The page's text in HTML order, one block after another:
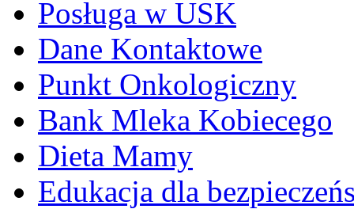
Posługa w USK
Dane Kontaktowe
Punkt Onkologiczny
Bank Mleka Kobiecego
Dieta Mamy
Edukacja dla